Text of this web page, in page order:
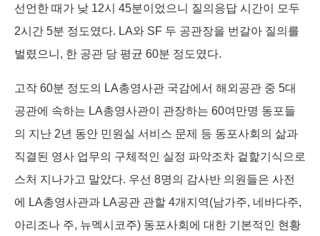
선언한 때가 낮 12시 45분이었으니 질의응답 시간이 모두
2시간 5분 정도였다. LA와 SF 두 공관장을 번갈아 질의를
벌렸으니, 한 공관 당 평균 60분 정도였다.
고작 60분 정도의 LA총영사관 국감에서 해외공관 중 5대
공관에 속하는 LA총영사관이 관장하는 60여만명 동포들
의 지난 2년 동안 민원실 서비스 문제 등 동포사회의 삶과
직결된 영사 업무의 구체적인 실정 파악조차 겉핥기식으로
스처 지나가고 말았다. 우선 8명의 감사반 의원들은 사전
에 LA총영사관과 LA공관 관할 4개지역(남가주, 네바다주,
아리조나 주, 뉴멕시코주) 동포사회에 대한 기본적인 현황